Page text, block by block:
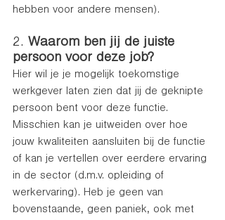
hebben voor andere mensen).
2. Waarom ben jij de juiste
persoon voor deze job?
Hier wil je je mogelijk toekomstige
werkgever laten zien dat jij de geknipte
persoon bent voor deze functie.
Misschien kan je uitweiden over hoe
jouw kwaliteiten aansluiten bij de functie
of kan je vertellen over eerdere ervaring
in de sector (d.m.v. opleiding of
werkervaring). Heb je geen van
bovenstaande, geen paniek, ook met